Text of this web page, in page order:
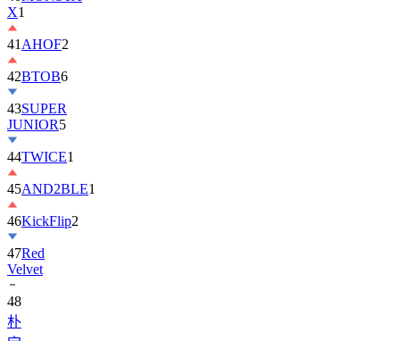
41AHOF
42 BTOB6
43SUPER
JUNIOR
44TWICE
45AND2BLE
46KickFlip2
47Red
Velvet
48
朴
宝
英